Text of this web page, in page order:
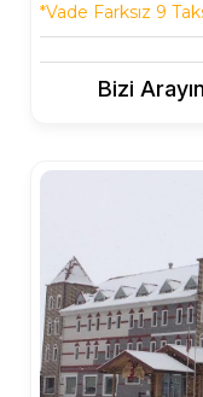
*Vade Farksız 9
Bizi Arayın